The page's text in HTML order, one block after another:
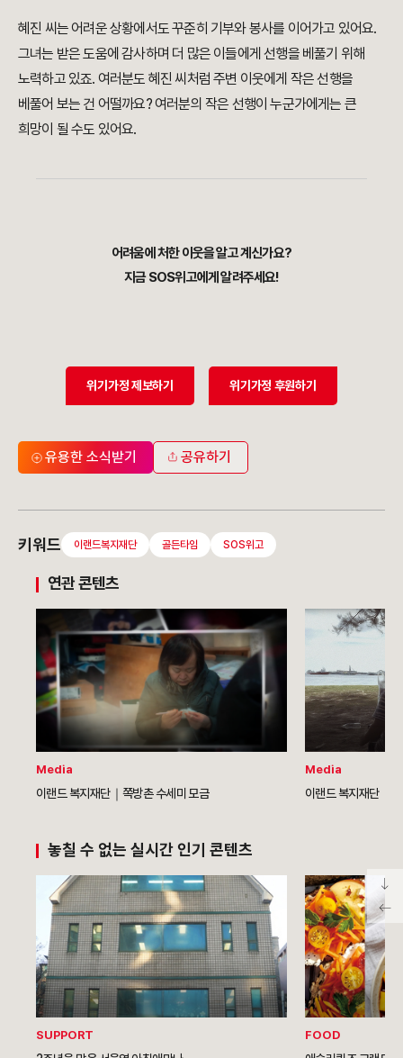
혜진 씨는 어려운 상황에서도 꾸준히 기부와 봉사를 이어가고 있어요.
그녀는 받은 도움에 감사하며 더 많은 이들에게 선행을 베풀기 위해
노력하고 있죠. 여러분도 혜진 씨처럼 주변 이웃에게 작은 선행을
베풀어 보는 건 어떨까요? 여러분의 작은 선행이 누군가에게는 큰
희망이 될 수도 있어요.
어려움에 처한 이웃을 알고 계신가요?
지금 SOS위고에게 알려주세요!
위기가정 제보하기 위기가정 후원하기
유용한 소식받기 공유하기
키워드 이랜드복지재단 골든타임 SOS위고
연관 콘텐츠
Media
이랜드 복지재단｜쪽방촌 수세미 모금
Media
이랜드 복지재단｜
놓칠 수 없는 실시간 인기 콘텐츠
SUPPORT FOOD